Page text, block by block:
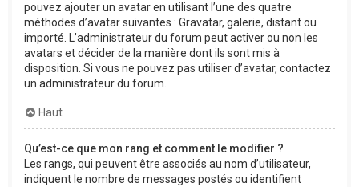
pouvez ajouter un avatar en utilisant l’une des quatre
méthodes d’avatar suivantes : Gravatar, galerie, distant ou
importé. L’administrateur du forum peut activer ou non les
avatars et décider de la manière dont ils sont mis à
disposition. Si vous ne pouvez pas utiliser d’avatar, contactez
un administrateur du forum.
Haut
Qu’est-ce que mon rang et comment le modifier ?
Les rangs, qui peuvent être associés au nom d’utilisateur,
indiquent le nombre de messages postés ou identifient